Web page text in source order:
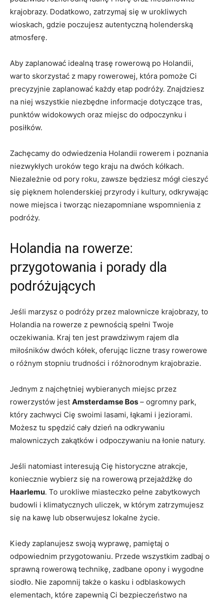
krajobrazy.‌ Dodatkowo, zatrzymaj się w urokliwych⁣
wioskach, gdzie poczujesz autentyczną holenderską‍
atmosferę.
Aby zaplanować idealną trasę rowerową po Holandii,
warto skorzystać z​ mapy ⁤rowerowej, która ⁢pomoże Ci
precyzyjnie zaplanować każdy ⁤etap podróży. Znajdziesz
na ‍niej wszystkie ⁢niezbędne informacje dotyczące tras,
‌punktów widokowych oraz miejsc do ​odpoczynku i
posiłków.
Zachęcamy​ do ‍odwiedzenia Holandii rowerem i poznania
niezwykłych uroków ⁤tego kraju na dwóch kółkach.
Niezależnie od pory roku, zawsze będziesz⁣ mógł ‍cieszyć
⁤się pięknem holenderskiej przyrody i ‍kultury, odkrywając​
nowe miejsca i ⁣tworząc niezapomniane wspomnienia⁤ z
podróży.
Holandia na rowerze:
przygotowania i porady dla‌
podróżujących
Jeśli⁣ marzysz​ o podróży przez malownicze krajobrazy, to
Holandia na rowerze z pewnością spełni Twoje
oczekiwania. ⁣Kraj ten jest prawdziwym rajem dla
miłośników dwóch kółek, oferując⁤ liczne trasy ​rowerowe
o różnym stopniu trudności i różnorodnym krajobrazie.
Jednym z najchętniej wybieranych miejsc przez
rowerzystów jest Amsterdamse Bos – ogromny park,
który⁣ zachwyci ⁤Cię⁤ swoimi lasami, łąkami ​i jeziorami.
Możesz tu spędzić cały dzień na⁢ odkrywaniu
malowniczych ​zakątków i odpoczywaniu na łonie natury.
Jeśli natomiast interesują Cię historyczne atrakcje,
koniecznie wybierz się ‌na rowerową przejażdżkę do
Haarlemu. To urokliwe miasteczko pełne⁤ zabytkowych
budowli ‌i klimatycznych uliczek,⁣ w którym ⁤zatrzymujesz
się na kawę lub obserwujesz‍ lokalne ⁢życie.
Kiedy zaplanujesz swoją wyprawę, pamiętaj o
odpowiednim przygotowaniu. Przede wszystkim zadbaj o
sprawną rowerową technikę, zadbane‌ opony⁣ i wygodne
siodło. ​Nie zapomnij także⁢ o kasku i odblaskowych
elementach, które zapewnią Ci bezpieczeństwo na